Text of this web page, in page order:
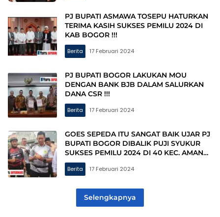
PJ BUPATI ASMAWA TOSEPU HATURKAN
TERIMA KASIH SUKSES PEMILU 2024 DI
KAB BOGOR !!!
Berita 17 Februari 2024
PJ BUPATI BOGOR LAKUKAN MOU
DENGAN BANK BJB DALAM SALURKAN
DANA CSR !!!
Berita 17 Februari 2024
GOES SEPEDA ITU SANGAT BAIK UJAR PJ
BUPATI BOGOR DIBALIK PUJI SYUKUR
SUKSES PEMILU 2024 DI 40 KEC. AMAN
KONDUSIF !!!
Berita 17 Februari 2024
Selengkapnya